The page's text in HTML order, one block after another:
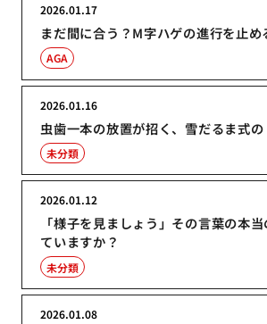
まだ間に合う？M字ハゲの進行を止め
2026.01.17
AGA
虫歯一本の放置が招く、雪だるま式の
2026.01.16
未分類
「様子を見ましょう」その言葉の本
ていますか？
2026.01.12
未分類
2026.01.08